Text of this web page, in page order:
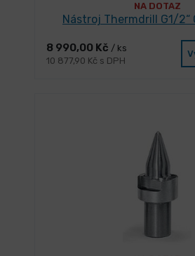
NA DOTAZ
Nástroj Thermdrill G1/2“
8 990,00 Kč / ks
10 877,90 Kč s DPH